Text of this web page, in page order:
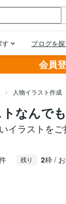
会員
人物イラスト作成
なんで
イラストをご
残り 2枠 /